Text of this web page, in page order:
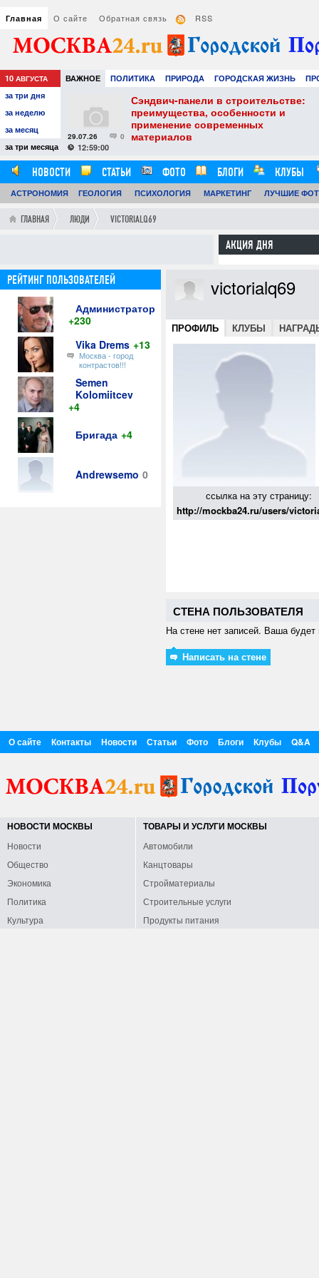
Главная О сайте Обратная связь RSS
10 АВГУСТА ВАЖНОЕ ПОЛИТИКА ПРИРОДА ГОРОДСКАЯ ЖИЗНЬ
ТЕХНОЛОГИИ
за три дня
за неделю
за месяц
за три месяца
советы для
0
29.07.26
12:59:00
Сэндвич-панели в строительстве:
преимущества, особенности и
применение современных
материалов
НОВОСТИ СТАТЬИ ФОТО БЛОГИ
КЛУБЫ
ОБЗОРЫ
ВИДЕОРЕПОРТАЖИ
АСТРОНОМИЯ ГЕОЛОГИЯ ПСИХОЛОГИЯ МАРКЕТИНГ ЛУЧШИЕ
ГЛАВНАЯ ЛЮДИ VICTORIALQ69
АКЦИЯ ДНЯ
victorialq69
ПРОФИЛЬ КЛУБЫ
ссылка на эту страницу:
http://mockba24.ru/users/
СТЕНА ПОЛЬЗОВАТЕЛЯ
На стене нет записей. Ваша будет
Написать на стене
РЕЙТИНГ ПОЛЬЗОВАТЕЛЕЙ
Администратор
+230
Vika Drems +13
Москва - город
контрастов!!!
Semen
Kolomiitcev
+4
Бригада +4
Andrewsemo 0
О сайте Контакты Новости Статьи Фото Блоги Клубы Q&A
НОВОСТИ МОСКВЫ
Новости
Общество
Экономика
Политика
Культура
ТОВАРЫ И УСЛУГИ МОСКВЫ
Автомобили
Канцтовары
Стройматериалы
Строительные услуги
Продукты питания